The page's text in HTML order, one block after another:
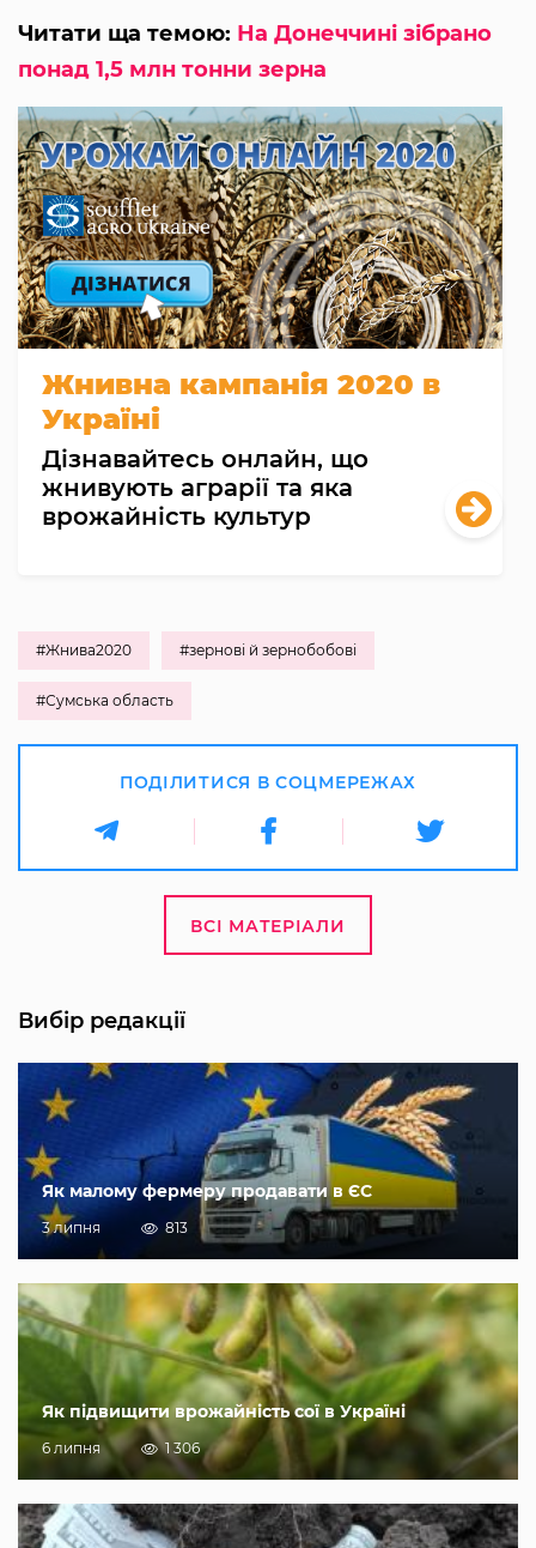
Читати ща темою: На Донеччині зібрано
понад 1,5 млн тонни зерна
Жнивна кампанія 2020 в
Україні
Дізнавайтесь онлайн, що
жнивують аграрії та яка
врожайність культур
#Жнива2020 #зернові й зернобобові
#Сумська область
ПОДІЛИТИСЯ В СОЦМЕРЕЖАХ
ВСІ МАТЕРІАЛИ
Вибір редакції
Як малому фермеру продавати в ЄС
3 липня 813
Як підвищити врожайність сої в Україні
6 липня 1 306